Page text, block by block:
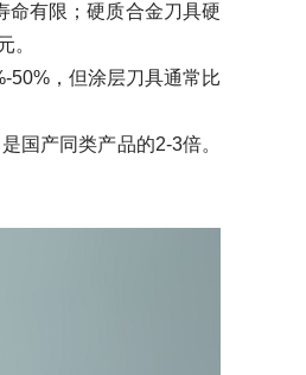
命有限；硬质合金刀具硬
。
50%，但涂层刀具通常比
国产同类产品的2-3倍。